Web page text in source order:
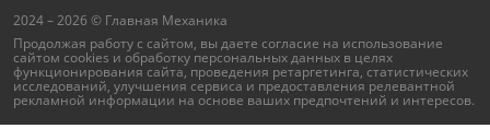
2024 – 2026 © Главная Механика
Продолжая работу с сайтом, вы даете согласие на использование
сайтом cookies и обработку персональных данных в целях
функционирования сайта, проведения ретаргетинга, статистических
исследований, улучшения сервиса и предоставления релевантной
рекламной информации на основе ваших предпочтений и интересов.